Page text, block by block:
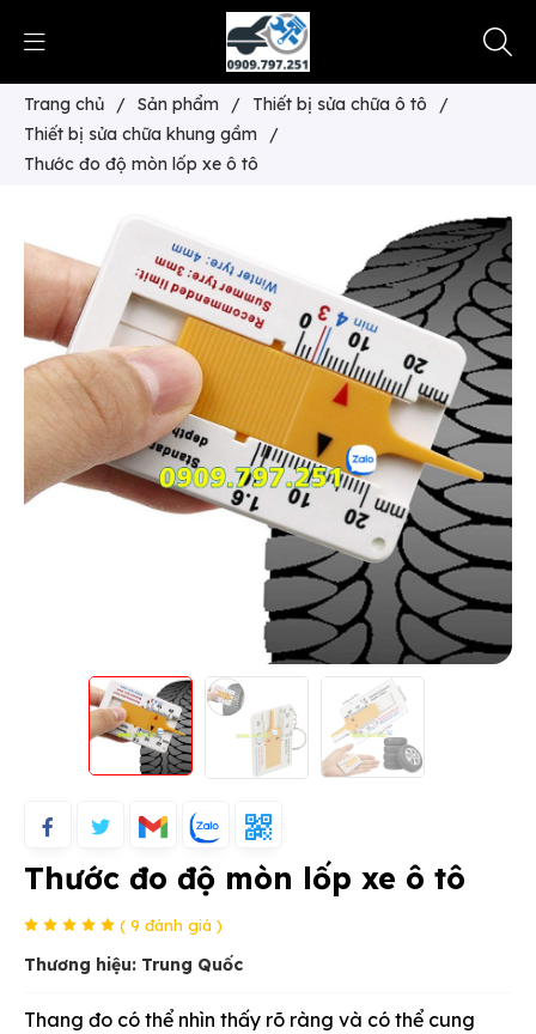
Trang chủ / Sản phẩm / Thiết bị sửa chữa ô tô
/
Thiết bị sửa chữa khung gầm
/
Thước đo độ mòn lốp xe ô tô
Thước đo độ mòn lốp xe ô tô
( 9 đánh giá )
Thương hiệu: Trung Quốc
Thang đo có thể nhìn thấy rõ ràng và có thể cung